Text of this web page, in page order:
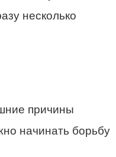
несколько
причины
начинать борьбу